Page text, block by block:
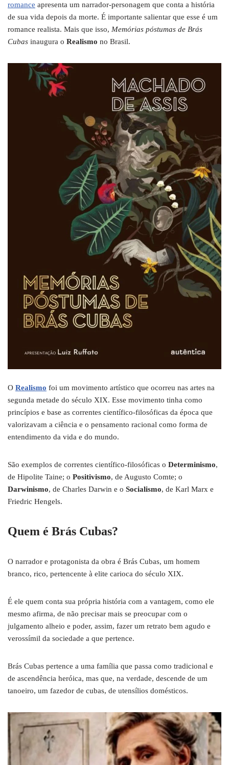
romance apresenta um narrador-personagem que conta a história
de sua vida depois da morte. É importante salientar que esse é um
romance realista. Mais que isso, Memórias póstumas de Brás
Cubas inaugura o Realismo no Brasil.
O Realismo foi um movimento artístico que ocorreu nas artes na
segunda metade do século XIX. Esse movimento tinha como
princípios e base as correntes científico-filosóficas da época que
valorizavam a ciência e o pensamento racional como forma de
entendimento da vida e do mundo.
São exemplos de correntes científico-filosóficas o Determinismo,
de Hipolite Taine; o Positivismo, de Augusto Comte; o
Darwinismo, de Charles Darwin e o Socialismo, de Karl Marx e
Friedric Hengels.
Quem é Brás Cubas?
O narrador e protagonista da obra é Brás Cubas, um homem
branco, rico, pertencente à elite carioca do século XIX.
É ele quem conta sua própria história com a vantagem, como ele
mesmo afirma, de não precisar mais se preocupar com o
julgamento alheio e poder, assim, fazer um retrato bem agudo e
verossímil da sociedade a que pertence.
Brás Cubas pertence a uma família que passa como tradicional e
de ascendência heróica, mas que, na verdade, descende de um
tanoeiro, um fazedor de cubas, de utensílios domésticos.